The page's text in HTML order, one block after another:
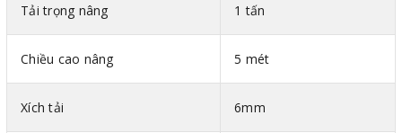
Tải trọng nâng 1 tấn
Chiều cao nâng 5 mét
Xích tải 6mm